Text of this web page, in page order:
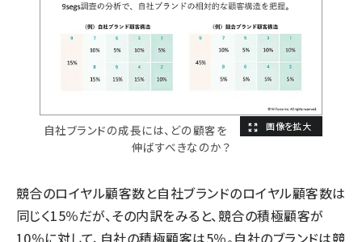
自社ブランドの成長には、どの顧客を
伸ばすべきなのか？
競合のロイヤル顧客数と自社ブランドのロイヤル顧客数は
同じく15％だが、その内訳をみると、競合の積極顧客が
10％に対して、自社の積極顧客は5％。自社のブランドは競